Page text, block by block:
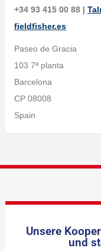
+34 93 415 00 88 |
fieldfisher.es
Paseo de Gracia
103 7ª planta
Barcelona
CP 08008
Spain
Unsere
und